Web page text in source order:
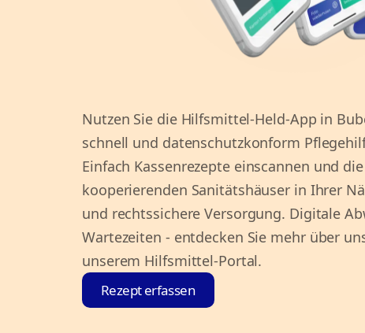
Nutzen Sie die Hilfsmittel-Held-App in
schnell und datenschutzkonform
Einfach Kassenrezepte einscannen und
kooperierenden Sanitätshäuser in Ihrer
und rechtssichere Versorgung. Digitale
Wartezeiten - entdecken Sie mehr über
unserem Hilfsmittel-Portal.
Rezept erfassen